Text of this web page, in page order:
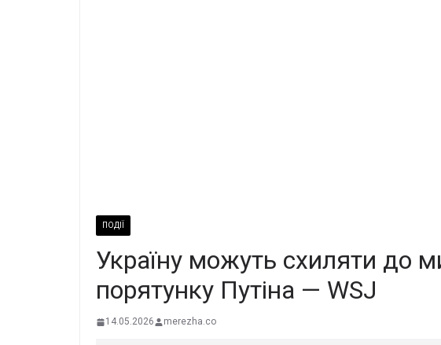
ПОДІЇ
Україну можуть схиляти до
порятунку Путіна — WSJ
14.05.2026 merezha.co